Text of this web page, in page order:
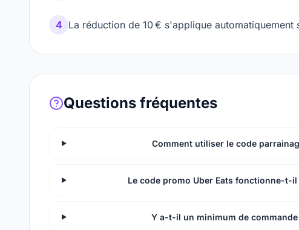
4 La réduction de 10 € s'applique
Questions fréquentes
Comment utiliser le code
Le code promo Uber Eats fonctionne-t-
Y a-t-il un minimum de